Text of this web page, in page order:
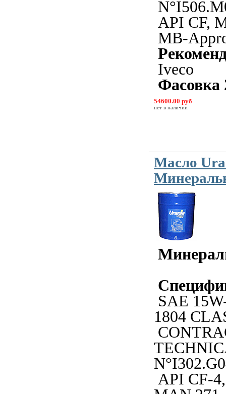
API CF,
MB-
Iveco
Фасовка
54600.00 руб
нет в наличии
Масло
SAE
1804
API CF-